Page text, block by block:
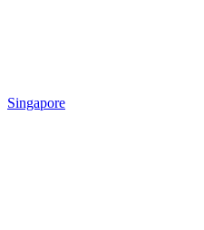
Singapore